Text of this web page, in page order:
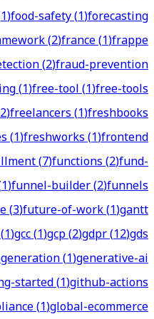
1)food-safety(1)forecasting
(2)france(1)frappe
(2)fraud-prevention
(1)free-tool(1)free-tools
2)freelancers(1)freshbooks
(1)freshworks(1)frontend
(7)functions(2)fund-
1)funnel-builder(2)funnels
(3)future-of-work(1)gantt
1)gcc(1)gcp(2)gdpr(12)gds
generation(1)generative-ai
started(1)github-actions
(1)global-ecommerce